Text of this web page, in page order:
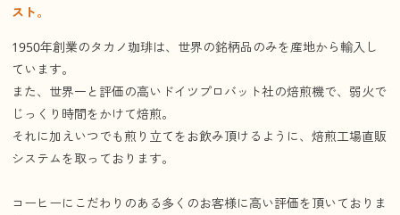
スト。
1950年創業のタカノ珈琲は、世界の銘柄品のみを産地から輸入し
ています。
また、世界一と評価の高いドイツプロバット社の焙煎機で、弱火で
じっくり時間をかけて焙煎。
それに加えいつでも煎り立てをお飲み頂けるように、焙煎工場直販
システムを取っております。
コーヒーにこだわりのある多くのお客様に高い評価を頂いておりま